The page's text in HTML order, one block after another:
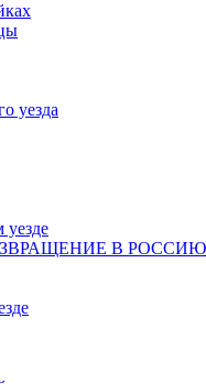
уезда
уезде
В РОССИЮ